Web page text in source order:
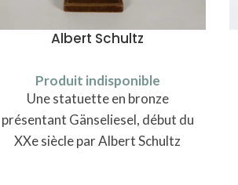
Albert Schultz
Produit indisponible
Une statuette en bronze
présentant Gänseliesel, début du
XXe siècle par Albert Schultz